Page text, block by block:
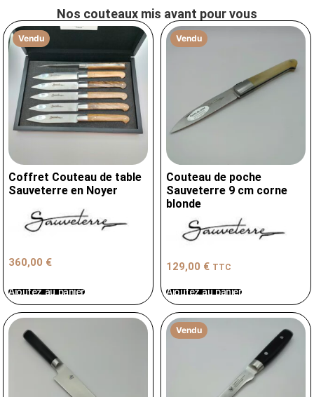
Nos couteaux mis avant pour vous
Vendu
Coffret Couteau de table
Sauveterre en Noyer
360,00 €
Ajoutez au panier
Vendu
Couteau de poche
Sauveterre 9 cm corne
blonde
129,00 € TTC
Ajoutez au panier
Vendu